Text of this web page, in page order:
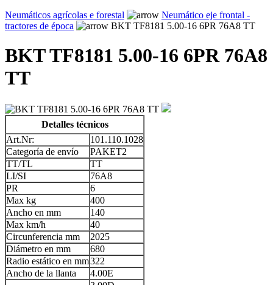
Neumáticos agrícolas e forestal
Neumático eje frontal -
tractores de época
BKT TF8181 5.00-16 6PR 76A8 TT
BKT TF8181 5.00-16 6PR 76A8
TT
Detalles técnicos
Art.Nr:
101.110.1028
Categoría de envío
PAKET2
TT/TL
TT
LI/SI
76A8
PR
6
Max kg
400
Ancho en mm
140
Max km/h
40
Circunferencia mm
2025
Diámetro en mm
680
Radio estático en mm322
Ancho de la llanta
4.00E